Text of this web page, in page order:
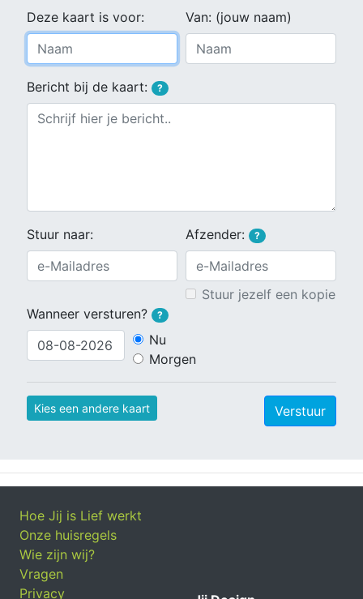
Deze kaart is voor: Van: (jouw naam)
Bericht bij de kaart: ?
Stuur naar: Afzender: ?
Stuur jezelf een kopie
Wanneer versturen?
?
Nu
Morgen
Kies een andere kaart Verstuur
Hoe Jij is Lief werkt
Onze huisregels
Wie zijn wij?
Vragen
Privacy